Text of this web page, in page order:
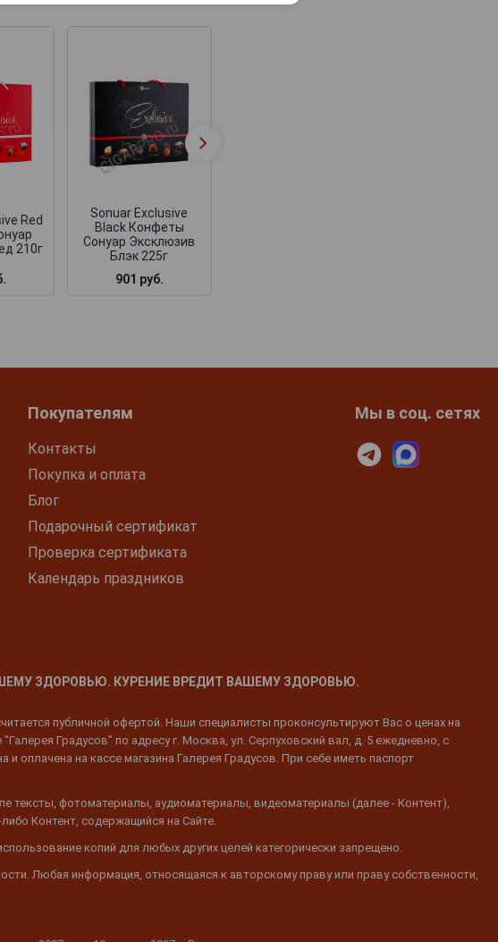
Red
210г
Sonuar Exclusive
Black Конфеты
Сонуар Эксклюзив
Блэк 225г
901 руб.
Покупателям
Контакты
Покупка и оплата
Блог
Подарочный сертификат
Проверка сертификата
Календарь праздников
Мы в соц. сетях
ЗДОРОВЬЮ. КУРЕНИЕ ВРЕДИТ ВАШЕМУ ЗДОРОВЬЮ.
публичной офертой. Наши специалисты проконсультируют Вас о ценах на
Градусов" по адресу г. Москва, ул. Серпуховский вал, д. 5 ежедневно, с
оплачена на кассе магазина Галерея Градусов. При себе иметь паспорт
тексты, фотоматериалы, аудиоматериалы, видеоматериалы (далее - Контент),
Контент, содержащийся на Сайте.
копий для любых других целей категорически запрещено.
Любая информация, относящаяся к авторскому праву или праву собственности,